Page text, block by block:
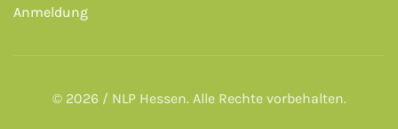
Anmeldung
© 2026 / NLP Hessen. Alle Rechte vorbehalten.